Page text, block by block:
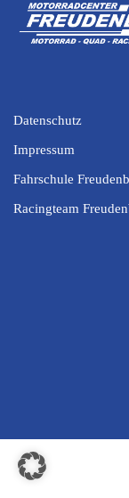
Datenschutz
Impressum
Fahrschule
Racingteam